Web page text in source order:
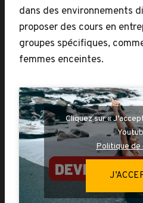
dans des environnements
proposer des cours en
groupes spécifiques,
femmes enceintes.
Cliquez sur «
Politique de